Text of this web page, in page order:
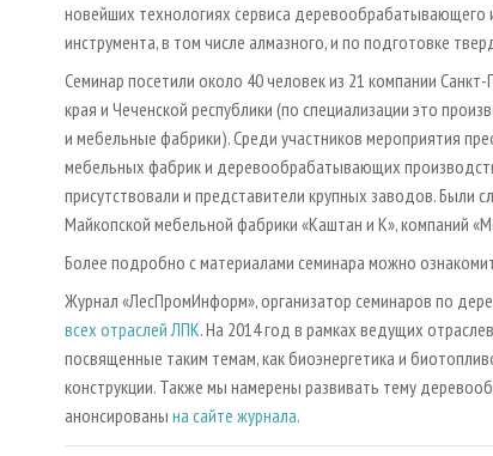
новейших технологиях сервиса
инструмента, в том числе алмазного, и по подготовке
Семинар посетили около 40 человек из 21 компании
края и Чеченской республики (по специализации это
и мебельные фабрики). Среди участников мероприятия
мебельных фабрик и деревообрабатывающих
присутствовали и представители крупных заводов. Были
Майкопской мебельной фабрики «Каштан и К», компаний
Более подробно с материалами семинара можно
Журнал «ЛесПромИнформ», организатор семинаров по
всех отраслей ЛПК. На 2014 год в рамках ведущих
посвященные таким темам, как биоэнергетика и
конструкции. Также мы намерены развивать тему
анонсированы на сайте журнала.